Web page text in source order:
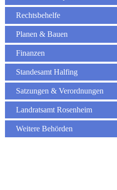
Rechtsbehelfe
Planen & Bauen
Finanzen
Standesamt Halfing
Satzungen & Verordnungen
Landratsamt Rosenheim
Weitere Behörden